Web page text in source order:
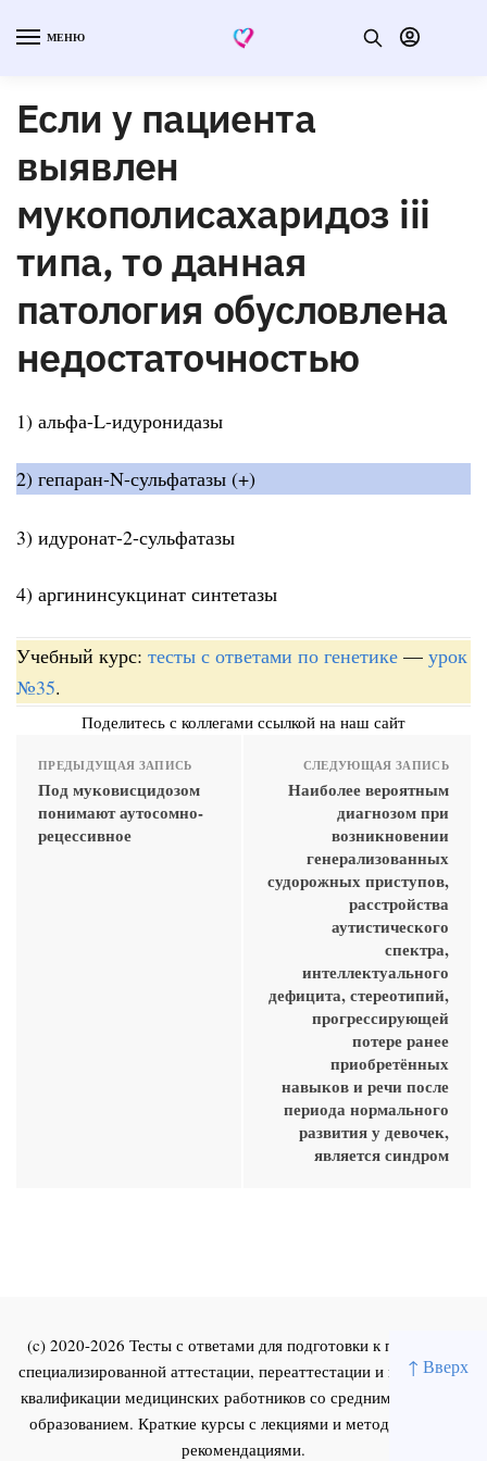
↑ Вверх
МЕНЮ
Если у пациента
выявлен
мукополисахаридоз iii
типа, то данная
патология обусловлена
недостаточностью
1) альфа-L-идуронидазы
2) гепаран-N-сульфатазы (+)
3) идуронат-2-сульфатазы
4) аргининсукцинат синтетазы
Учебный курс: тесты с ответами по генетике — урок
№35.
Поделитесь с коллегами ссылкой на наш сайт
ПРЕДЫДУЩАЯ ЗАПИСЬ
Под муковисцидозом
понимают аутосомно-
рецессивное
СЛЕДУЮЩАЯ ЗАПИСЬ
Наиболее вероятным
диагнозом при
возникновении
генерализованных
судорожных приступов,
расстройства
аутистического
спектра,
интеллектуального
дефицита, стереотипий,
прогрессирующей
потере ранее
приобретённых
навыков и речи после
периода нормального
развития у девочек,
является синдром
(c) 2020-2026 Тесты с ответами для подготовки к первичной
специализированной аттестации, переаттестации и повышения
квалификации медицинских работников со средним и высшим
образованием. Краткие курсы с лекциями и методическими
рекомендациями.